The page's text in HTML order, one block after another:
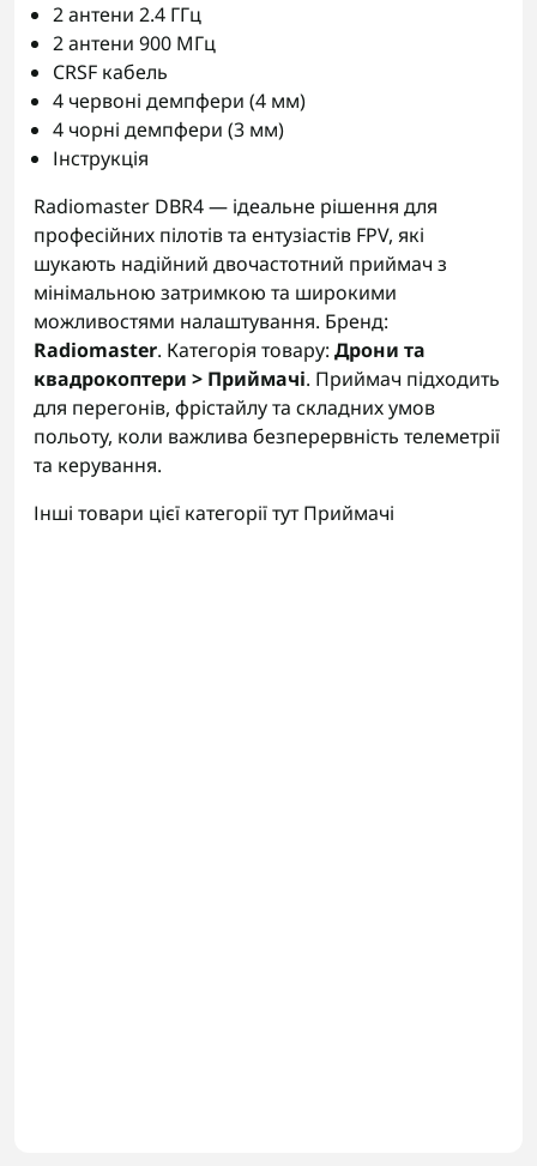
2 антени 2.4 ГГц
2 антени 900 МГц
CRSF кабель
4 червоні демпфери (4 мм)
4 чорні демпфери (3 мм)
Інструкція
Radiomaster DBR4 — ідеальне рішення для
професійних пілотів та ентузіастів FPV, які
шукають надійний двочастотний приймач з
мінімальною затримкою та широкими
можливостями налаштування. Бренд:
Radiomaster. Категорія товару: Дрони та
квадрокоптери > Приймачі. Приймач підходить
для перегонів, фрістайлу та складних умов
польоту, коли важлива безперервність телеметрії
та керування.
Інші товари цієї категорії тутПриймачі